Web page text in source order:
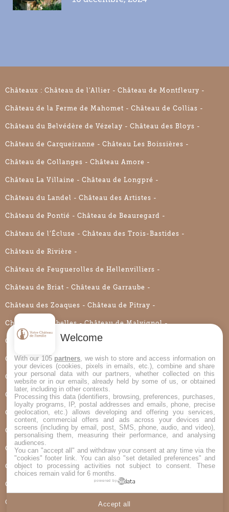
Châteaux : Château de l’Allier Château de Montfleury
Château de la Ferme de Mahomet Château de Collias
Château du Belvédère de Vézelay Château des Bloys
Château de Carqueiranne Château Les Boissières
Château de Collanges Château Amore
Château La Villaine Château de Longpré
Château du Landel Château des Artistes
Château de Pontié Château de Beauregard
Château de l’Écluse Château des Trois-Bastides
Château de Rivière
Château de Feuguerolles de Hellenvilliers
Château de Briat Château de Garraube
Château des Zoaques Château de Pitray
Château de Rubelles Château de Malvignol
Château de La Bouillerie Château Rouzaud
Château de Montgoger Château du Bellay
Château de La Douve d’Armaillé
Château de Villers-en-Ouche Château de Coislin
Château des Louteaux Château des Gaudras
Château de Pralong Château de Montplaisant
Château du Bois de la Lune Château de La Bijoire
Château du Trioulou Château de Roussillon
Château de La Meynardie Château de Goudourville
Château de Coulom Château La Commanderie
Welcome
With our 105 partners , we wish to store and access information on
your devices (cookies, pixels in emails, etc.), combine and share
your personal data with our partners, whether collected on this
website or in our emails, already held by some of us, or obtained
later, including in other contexts.
Processing this data (identifiers, browsing, preferences, purchases,
loyalty programs, IP, postal addresses and emails, phone, precise
geolocation, etc.) allows developing and offering you services,
content, commercial offers and ads across your devices and
screens (including by email, post, SMS, phone, audio, and video),
personalising them, measuring their performance, and analysing
audiences.
You can "accept all" and withdraw your consent at any time via the
"cookies" footer link . You can also "set detailed preferences" and
object to processing activities not subject to consent. These
choices remain valid for 6 months.
powered by
Accept all